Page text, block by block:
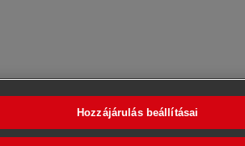
Hozzájárulás beállításai